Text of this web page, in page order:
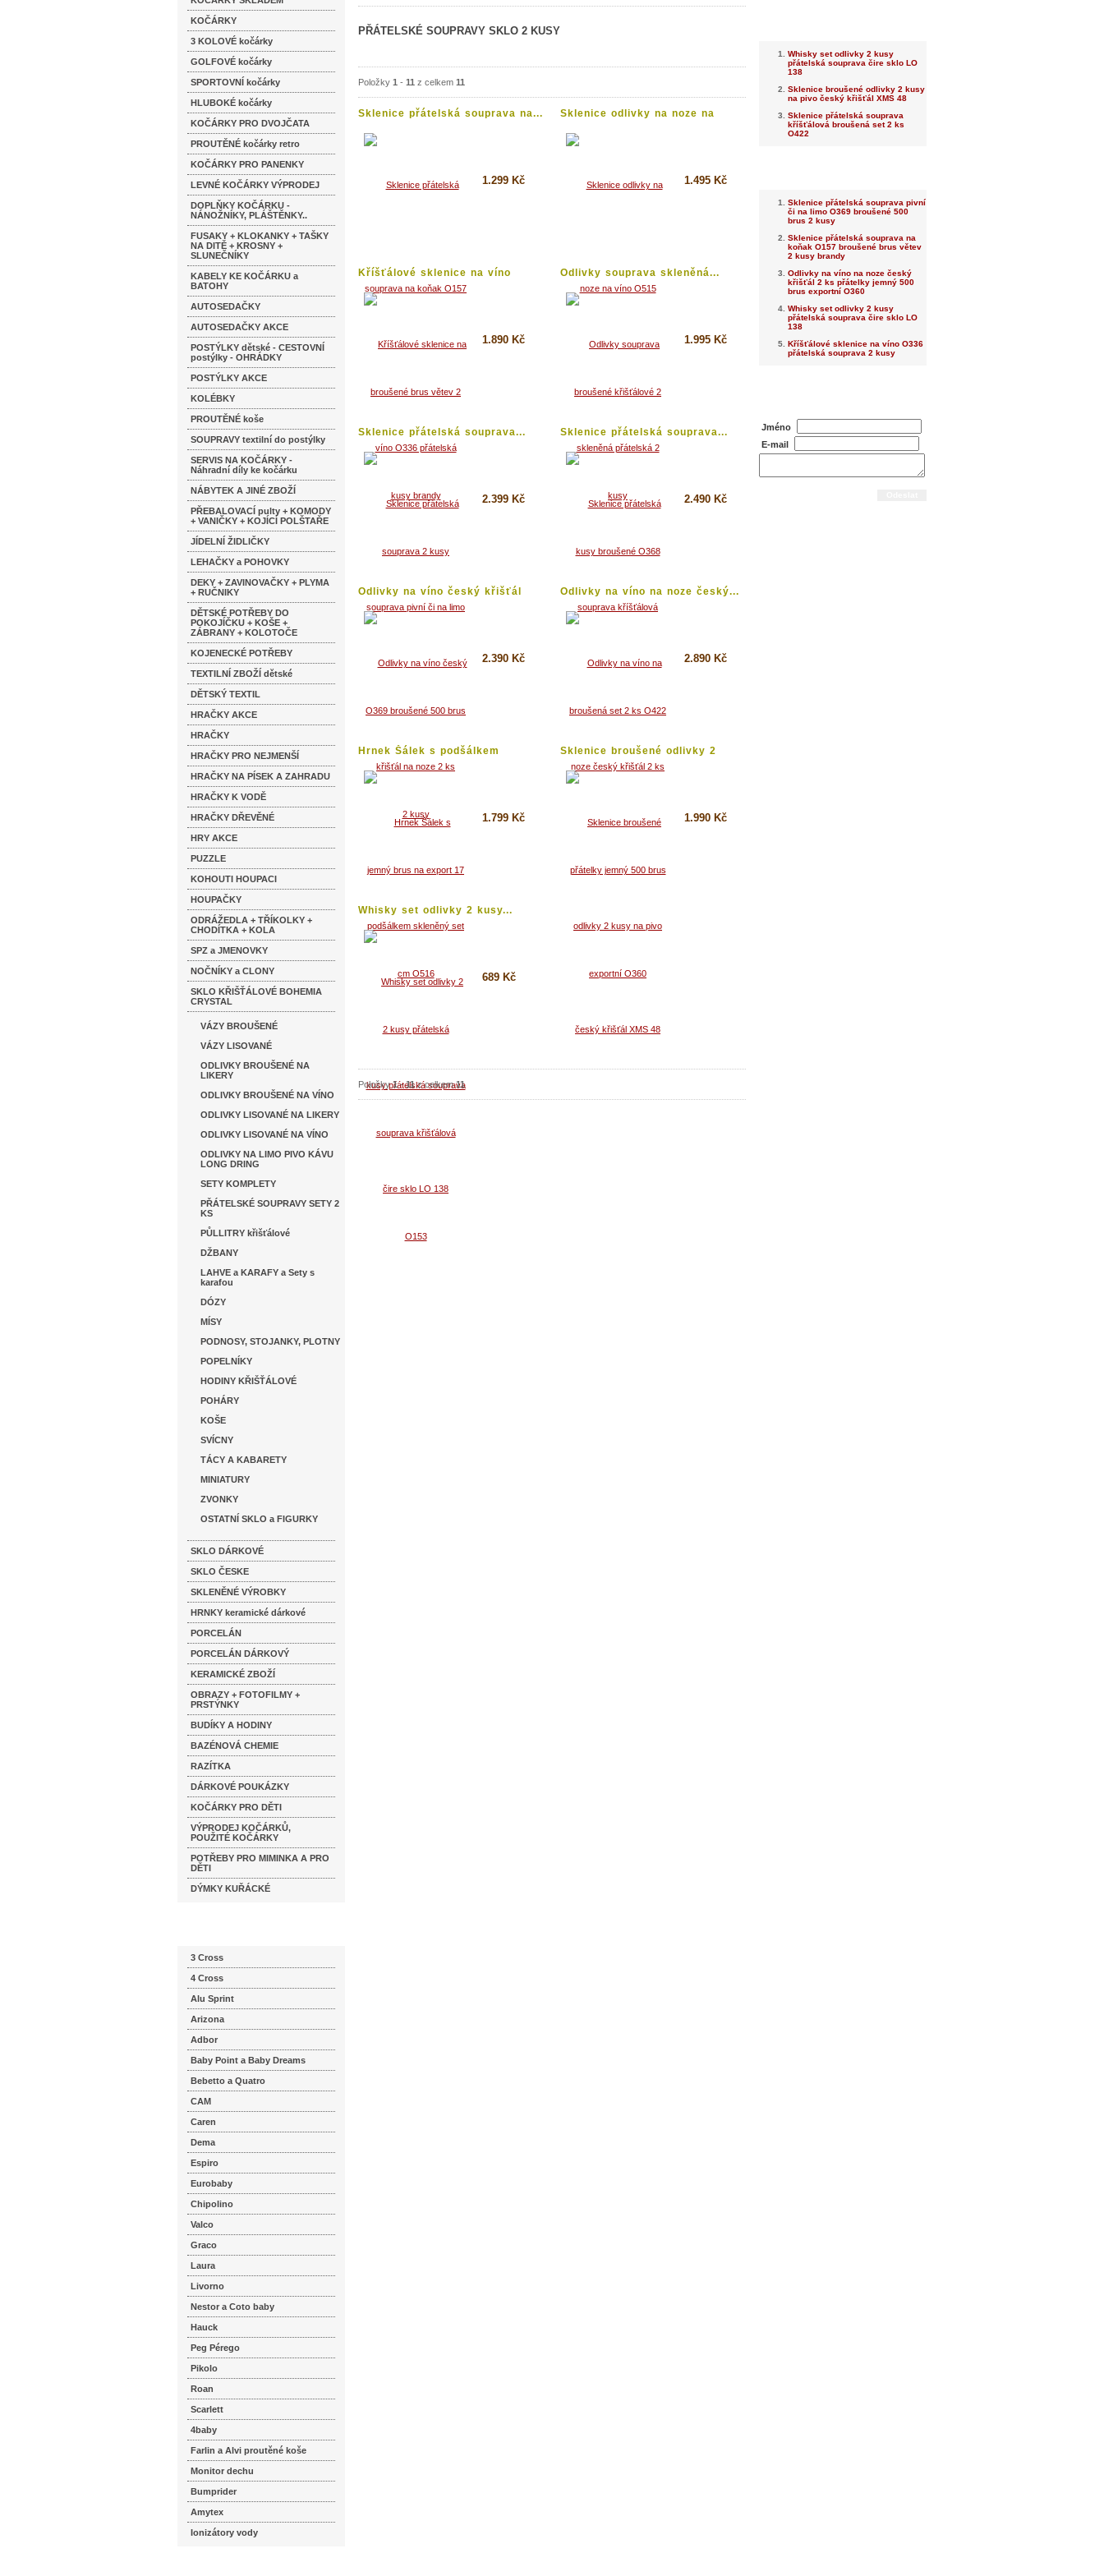
KOČÁRKY
3 KOLOVÉ kočárky
GOLFOVÉ kočárky
SPORTOVNÍ kočárky
HLUBOKÉ kočárky
KOČÁRKY PRO DVOJČATA
PROUTĚNÉ kočárky retro
KOČÁRKY PRO PANENKY
LEVNÉ KOČÁRKY VÝPRODEJ
DOPLŇKY KOČÁRKU -
NÁNOŽNÍKY, PLÁŠTĚNKY..
FUSAKY + KLOKANKY + TAŠKY
NA DITĚ + KROSNY +
SLUNEČNÍKY
KABELY KE KOČÁRKU a
BATOHY
AUTOSEDAČKY
AUTOSEDAČKY AKCE
POSTÝLKY dětské - CESTOVNÍ
postýlky - OHRÁDKY
POSTÝLKY AKCE
KOLÉBKY
PROUTĚNÉ koše
SOUPRAVY textilní do postýlky
SERVIS NA KOČÁRKY -
Náhradní díly ke kočárku
NÁBYTEK A JINÉ ZBOŽÍ
PŘEBALOVACÍ pulty + KOMODY
+ VANIČKY + KOJÍCÍ POLŠTAŘE
JÍDELNÍ ŽIDLIČKY
LEHAČKY a POHOVKY
DEKY + ZAVINOVAČKY + PLYMA
+ RUČNIKY
DĚTSKÉ POTŘEBY DO
POKOJÍČKU + KOŠE +
ZÁBRANY + KOLOTOČE
KOJENECKÉ POTŘEBY
TEXTILNÍ ZBOŽÍ dětské
DĚTSKÝ TEXTIL
HRAČKY AKCE
HRAČKY
HRAČKY PRO NEJMENŠÍ
HRAČKY NA PÍSEK A ZAHRADU
HRAČKY K VODĚ
HRAČKY DŘEVĚNÉ
HRY AKCE
PUZZLE
KOHOUTI HOUPACI
HOUPAČKY
ODRÁŽEDLA + TŘÍKOLKY +
CHODÍTKA + KOLA
SPZ a JMENOVKY
NOČNÍKY a CLONY
SKLO KŘIŠŤÁLOVÉ BOHEMIA
CRYSTAL
VÁZY BROUŠENÉ
VÁZY LISOVANÉ
ODLIVKY BROUŠENÉ NA
LIKERY
ODLIVKY BROUŠENÉ NA VÍNO
ODLIVKY LISOVANÉ NA LIKERY
ODLIVKY LISOVANÉ NA VÍNO
ODLIVKY NA LIMO PIVO KÁVU
LONG DRING
SETY KOMPLETY
PŘÁTELSKÉ SOUPRAVY SETY 2
KS
PŮLLITRY křišťálové
DŽBANY
LAHVE a KARAFY a Sety s
karafou
DÓZY
MÍSY
PODNOSY, STOJANKY, PLOTNY
POPELNÍKY
HODINY KŘIŠŤÁLOVÉ
POHÁRY
KOŠE
SVÍCNY
TÁCY A KABARETY
MINIATURY
ZVONKY
OSTATNÍ SKLO a FIGURKY
SKLO DÁRKOVÉ
SKLO ČESKE
SKLENĚNÉ VÝROBKY
HRNKY keramické dárkové
PORCELÁN
PORCELÁN DÁRKOVÝ
KERAMICKÉ ZBOŽÍ
OBRAZY + FOTOFILMY +
PRSTÝNKY
BUDÍKY A HODINY
BAZÉNOVÁ CHEMIE
RAZÍTKA
DÁRKOVÉ POUKÁZKY
KOČÁRKY PRO DĚTI
VÝPRODEJ KOČÁRKŮ,
POUŽITÉ KOČÁRKY
POTŘEBY PRO MIMINKA A PRO
DĚTI
DÝMKY KUŘÁCKÉ
3 Cross
4 Cross
Alu Sprint
Arizona
Adbor
Baby Point a Baby Dreams
Bebetto a Quatro
CAM
Caren
Dema
Espiro
Eurobaby
Chipolino
Valco
Graco
Laura
Livorno
Nestor a Coto baby
Hauck
Peg Pérego
Pikolo
Roan
Scarlett
4baby
Farlin a Alvi proutěné koše
Monitor dechu
Bumprider
Amytex
Ionizátory vody
PŘÁTELSKÉ SOUPRAVY SKLO 2 KUSY
Položky 1 - 11 z celkem 11
Sklenice přátelská souprava na...
1.299 Kč
Sklenice odlivky na noze na
1.495 Kč
Kříšťálové sklenice na víno
O336...
1.890 Kč
Odlivky souprava skleněná...
1.995 Kč
Sklenice přátelská souprava...
2.399 Kč
Sklenice přátelská souprava...
2.490 Kč
Odlivky na víno český křišťál
na...
2.390 Kč
Odlivky na víno na noze český...
2.890 Kč
Hrnek Šálek s podšálkem
skleněný...
1.799 Kč
Sklenice broušené odlivky 2
kusy...
1.990 Kč
Whisky set odlivky 2 kusy...
689 Kč
Položky1-11z celkem11
Whisky set odlivky 2 kusy
přátelská souprava čire sklo LO
138
Sklenice broušené odlivky 2 kusy
na pivo český křišťál XMS 48
Sklenice přátelská souprava
kříšťálová broušená set 2 ks
O422
Sklenice přátelská souprava pivní
či na limo O369 broušené 500
brus 2 kusy
Sklenice přátelská souprava na
koňak O157 broušené brus větev
2 kusy brandy
Odlivky na víno na noze český
křišťál 2 ks přátelky jemný 500
brus exportní O360
Whisky set odlivky 2 kusy
přátelská souprava čire sklo LO
138
Kříšťálové sklenice na víno O336
přátelská souprava 2 kusy
Jméno
E-mail